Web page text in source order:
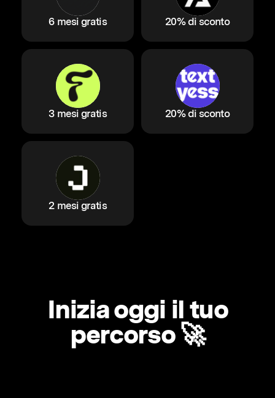
6 mesi gratis 20% di sconto
3 mesi gratis 20% di sconto
2 mesi gratis
Inizia oggi il tuo
percorso 🚀